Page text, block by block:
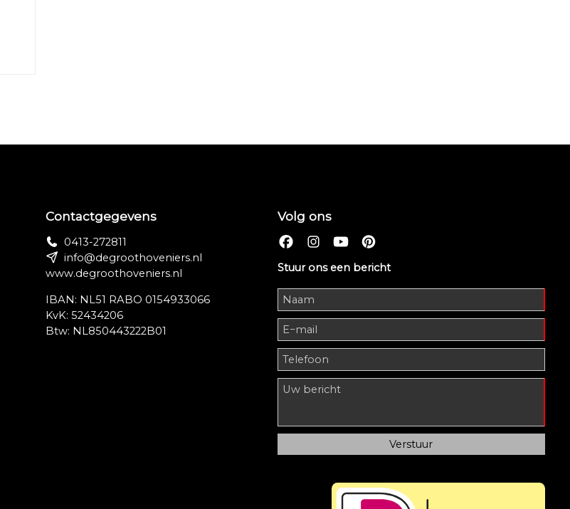
Contactgegevens
0413-272811
info@degroothoveniers.nl
www.degroothoveniers.nl
IBAN: NL51 RABO 0154933066
KvK: 52434206
Btw: NL850443222B01
Volg ons
Stuur ons een bericht